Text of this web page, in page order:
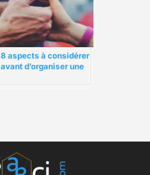
8 aspects à considérer
avant d’organiser une